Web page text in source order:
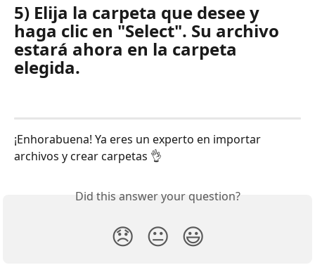
5) Elija la carpeta que desee y
haga clic en "Select". Su archivo
estará ahora en la carpeta
elegida.
¡Enhorabuena! Ya eres un experto en importar
archivos y crear carpetas 👌
Did this answer your question?
😞 😐 😃